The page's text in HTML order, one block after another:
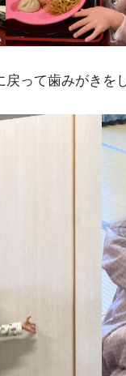
って歯みがきを